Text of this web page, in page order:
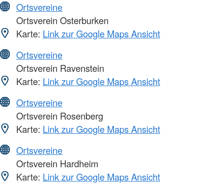
Ortsvereine
Ortsverein Osterburken
Karte: Link zur Google Maps Ansicht
Ortsvereine
Ortsverein Ravenstein
Karte: Link zur Google Maps Ansicht
Ortsvereine
Ortsverein Rosenberg
Karte: Link zur Google Maps Ansicht
Ortsvereine
Ortsverein Hardheim
Karte: Link zur Google Maps Ansicht